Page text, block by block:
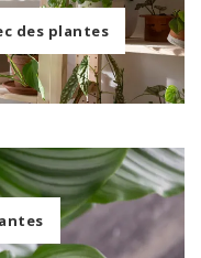
des plantes